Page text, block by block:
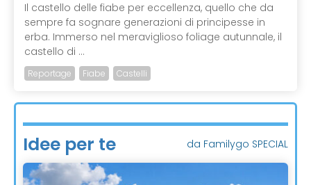
Il castello delle fiabe per eccellenza, quello che da
sempre fa sognare generazioni di principesse in
erba. Immerso nel meraviglioso foliage autunnale, il
castello di ...
Reportage Fiabe Castelli
Idee per te da Familygo SPECIAL